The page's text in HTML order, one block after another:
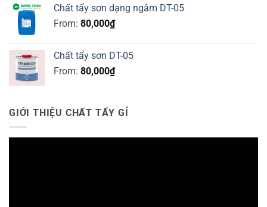
Chất tẩy sơn dạng ngâm DT-05
From: 80,000₫
Chất tẩy sơn DT-05
From: 80,000₫
GIỚI THIỆU CHẤT TẨY GỈ